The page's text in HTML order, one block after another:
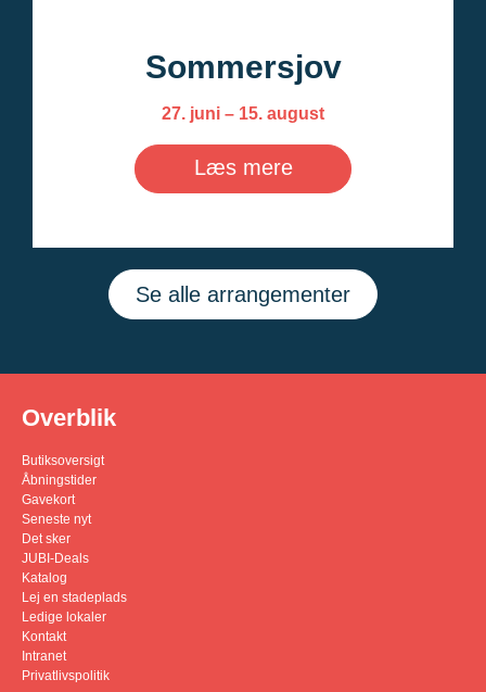
Sommersjov
27. juni – 15. august
Læs mere
Se alle arrangementer
Overblik
Butiksoversigt
Åbningstider
Gavekort
Seneste nyt
Det sker
JUBI-Deals
Katalog
Lej en stadeplads
Ledige lokaler
Kontakt
Intranet
Privatlivspolitik